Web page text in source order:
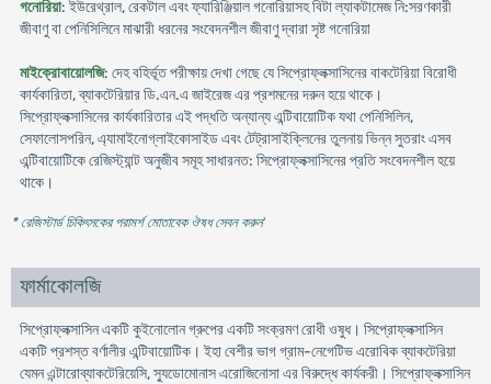
গনোরিয়া: ইউরেথ্রাল, রেকটাল এবং ফ্যারিঞ্জিয়াল গনোরিয়াসহ বিটা ল্যাকটামেজ নি:সরণকারী
জীবাণু বা পেনিসিলিনে মাঝারী ধরনের সংবেদনশীল জীবাণু দ্বারা সৃষ্ট গনোরিয়া
মাইক্রোবায়োলজি: দেহ বহির্ভূত পরীক্ষায় দেখা গেছে যে সিপ্রোফ্লক্সাসিনের বাকটেরিয়া বিরোধী
কার্যকারিতা, ব্যাকটেরিয়ার ডি.এন.এ জাইরেজ এর প্রশমনের দরুন হয়ে থাকে।
সিপ্রোফ্লক্সাসিনের কার্যকারিতার এই পদ্ধতি অন্যান্য এন্টিবায়োটিক যথা পেনিসিলিন,
সেফালোসপরিন, এ্যামাইনোগ্লাইকোসাইড এবং টেট্রাসাইক্লিনের তুলনায় ভিন্ন সুতরাং এসব
এন্টিবায়োটিকে রেজিস্ট্যান্ট অনুজীব সমূহ সাধারনত: সিপ্রোফ্লক্সাসিনের প্রতি সংবেদনশীল হয়ে
থাকে।
* রেজিস্টার্ড চিকিৎসকের পরামর্শ মোতাবেক ঔষধ সেবন করুন'
ফার্মাকোলজি
সিপ্রোফ্লক্সাসিন একটি কুইনোলোন গ্রুপের একটি সংক্রমণ রোধী ওষুধ। সিপ্রোফ্লক্সাসিন
একটি প্রশস্ত বর্ণালীর এন্টিবায়োটিক। ইহা বেশীর ভাগ গ্রাম-নেগেটিভ এরোবিক ব্যাকটেরিয়া
যেমন এন্টারোব্যাকটেরিয়েসি, স্যুডোমোনাস এরোজিনোসা এর বিরুদ্ধে কার্যকরী। সিপ্রোফ্লক্সাসিন